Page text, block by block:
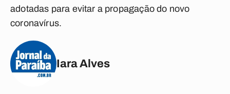
adotadas para evitar a propagação do novo
coronavírus.
Iara Alves